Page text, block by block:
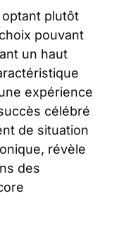
optant plutôt
pouvant
un haut
expérience
célébré
de situation
révèle
des